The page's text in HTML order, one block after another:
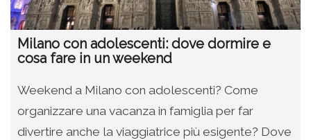
Milano con adolescenti: dove dormire e
cosa fare in un weekend
Weekend a Milano con adolescenti? Come
organizzare una vacanza in famiglia per far
divertire anche la viaggiatrice più esigente? Dove